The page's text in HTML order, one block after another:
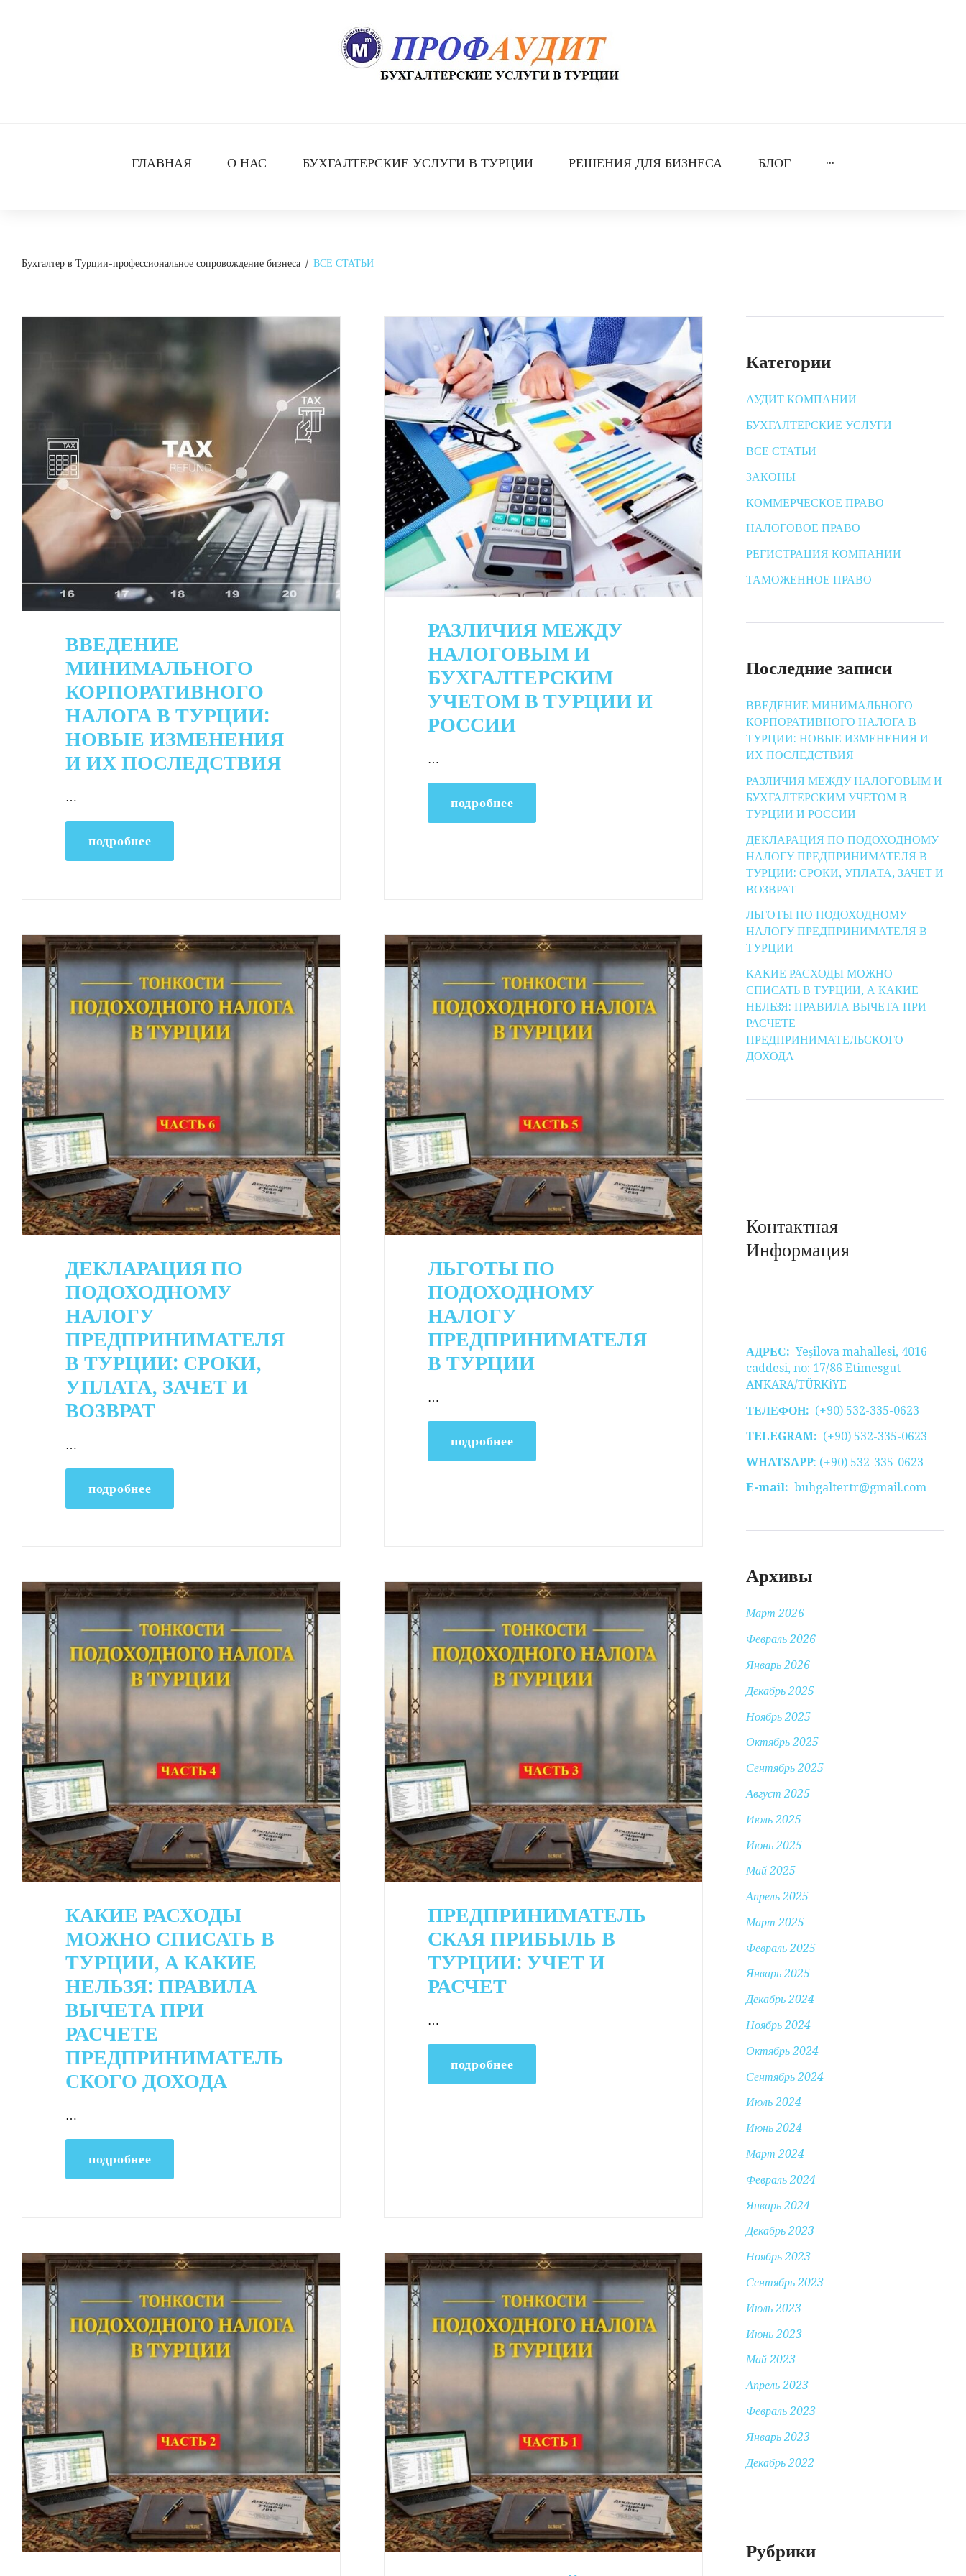
ГЛАВНАЯ О НАС БУХГАЛТЕРСКИЕ УСЛУГИ В ТУРЦИИ РЕШЕНИЯ ДЛЯ БИЗНЕСА БЛОГ ···
Бухгалтер в Турции-профессиональное сопровождение бизнеса / ВСЕ СТАТЬИ
Рубрика:
ВСЕ
СТАТЬИ
ВВЕДЕНИЕ
МИНИМАЛЬНОГО
КОРПОРАТИВНОГО
НАЛОГА В ТУРЦИИ:
НОВЫЕ ИЗМЕНЕНИЯ
И ИХ ПОСЛЕДСТВИЯ
…
подробнее
РАЗЛИЧИЯ МЕЖДУ
НАЛОГОВЫМ И
БУХГАЛТЕРСКИМ
УЧЕТОМ В ТУРЦИИ И
РОССИИ
…
подробнее
ДЕКЛАРАЦИЯ ПО
ПОДОХОДНОМУ
НАЛОГУ
ПРЕДПРИНИМАТЕЛЯ
В ТУРЦИИ: СРОКИ,
УПЛАТА, ЗАЧЕТ И
ВОЗВРАТ
…
подробнее
ЛЬГОТЫ ПО
ПОДОХОДНОМУ
НАЛОГУ
ПРЕДПРИНИМАТЕЛЯ
В ТУРЦИИ
…
подробнее
КАКИЕ РАСХОДЫ
МОЖНО СПИСАТЬ В
ТУРЦИИ, А КАКИЕ
НЕЛЬЗЯ: ПРАВИЛА
ВЫЧЕТА ПРИ
РАСЧЕТЕ
ПРЕДПРИНИМАТЕЛЬ
СКОГО ДОХОДА
…
подробнее
ПРЕДПРИНИМАТЕЛЬ
СКАЯ ПРИБЫЛЬ В
ТУРЦИИ: УЧЕТ И
РАСЧЕТ
…
подробнее
Категории
АУДИТ КОМПАНИИ
БУХГАЛТЕРСКИЕ УСЛУГИ
ВСЕ СТАТЬИ
ЗАКОНЫ
КОММЕРЧЕСКОЕ ПРАВО
НАЛОГОВОЕ ПРАВО
РЕГИСТРАЦИЯ КОМПАНИИ
ТАМОЖЕННОЕ ПРАВО
Последние записи
ВВЕДЕНИЕ МИНИМАЛЬНОГО
КОРПОРАТИВНОГО НАЛОГА В
ТУРЦИИ: НОВЫЕ ИЗМЕНЕНИЯ И
ИХ ПОСЛЕДСТВИЯ
РАЗЛИЧИЯ МЕЖДУ НАЛОГОВЫМ И
БУХГАЛТЕРСКИМ УЧЕТОМ В
ТУРЦИИ И РОССИИ
ДЕКЛАРАЦИЯ ПО ПОДОХОДНОМУ
НАЛОГУ ПРЕДПРИНИМАТЕЛЯ В
ТУРЦИИ: СРОКИ, УПЛАТА, ЗАЧЕТ И
ВОЗВРАТ
ЛЬГОТЫ ПО ПОДОХОДНОМУ
НАЛОГУ ПРЕДПРИНИМАТЕЛЯ В
ТУРЦИИ
КАКИЕ РАСХОДЫ МОЖНО
СПИСАТЬ В ТУРЦИИ, А КАКИЕ
НЕЛЬЗЯ: ПРАВИЛА ВЫЧЕТА ПРИ
РАСЧЕТЕ
ПРЕДПРИНИМАТЕЛЬСКОГО
ДОХОДА
Контактная
Информация
АДРЕС: Yeşilova mahallesi, 4016
caddesi, no: 17/86 Etimesgut
ANKARA/TÜRKİYE
ТЕЛЕФОН: (+90) 532-335-0623
TELEGRAM: (+90) 532-335-0623
WHATSAPP: (+90) 532-335-0623
E-mail: buhgaltertr@gmail.com
Архивы
Март 2026
Февраль 2026
Январь 2026
Декабрь 2025
Ноябрь 2025
Октябрь 2025
Сентябрь 2025
Август 2025
Июль 2025
Июнь 2025
Май 2025
Апрель 2025
Март 2025
Февраль 2025
Январь 2025
Декабрь 2024
Ноябрь 2024
Октябрь 2024
Сентябрь 2024
Июль 2024
Июнь 2024
Март 2024
Февраль 2024
Январь 2024
Декабрь 2023
Ноябрь 2023
Сентябрь 2023
Июль 2023
Июнь 2023
Май 2023
Апрель 2023
Февраль 2023
Январь 2023
Декабрь 2022
Рубрики